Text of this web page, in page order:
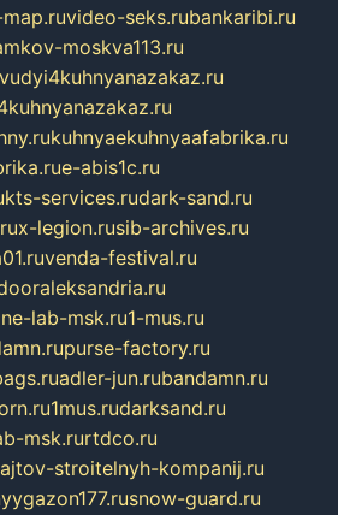
video-seks.rubankaribi.ru
moskva113.ru
kuhnyaekuhnyaafabrika.ru
e-abis1c.ru
kts-services.rudark-sand.ru
x-legion.rusib-archives.ru
venda-festival.ru
lab-msk.ru1-mus.ru
purse-factory.ru
adler-jun.rubandamn.ru
1mus.rudarksand.ru
msk.rurtdco.ru
stroitelnyh-kompanij.ru
snow-guard.ru